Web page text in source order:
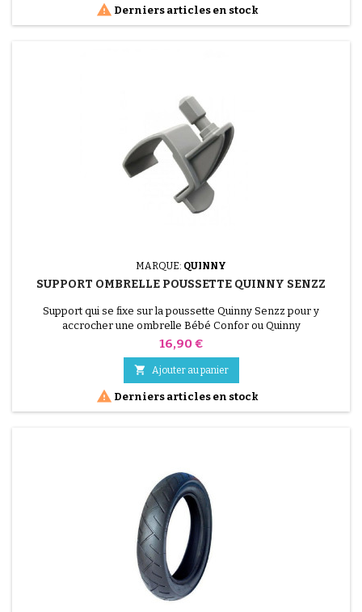
 Derniers articles en stock
MARQUE: QUINNY
SUPPORT OMBRELLE POUSSETTE QUINNY SENZZ
Support qui se fixe sur la poussette Quinny Senzz pour y
accrocher une ombrelle Bébé Confor ou Quinny
Prix
16,90 €
 Ajouter au panier
 Derniers articles en stock